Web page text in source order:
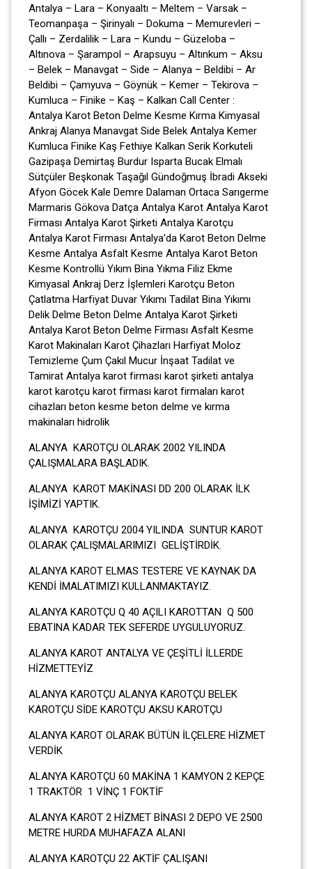
Antalya – Lara – Konyaaltı – Meltem – Varsak –
Teomanpaşa – Şirinyalı – Dokuma – Memurevleri –
Çallı – Zerdalilik – Lara – Kundu – Güzeloba –
Altınova – Şarampol – Arapsuyu – Altınkum – Aksu
– Belek – Manavgat – Side – Alanya – Beldibi – Ar
Beldibi – Çamyuva – Göynük – Kemer – Tekirova –
Kumluca – Finike – Kaş – Kalkan Call Center :
Antalya Karot Beton Delme Kesme Kırma Kimyasal
Ankraj Alanya Manavgat Side Belek Antalya Kemer
Kumluca Finike Kaş Fethiye Kalkan Serik Korkuteli
Gazipaşa Demirtaş Burdur Isparta Bucak Elmalı
Sütçüler Beşkonak Taşağıl Gündoğmuş İbradi Akseki
Afyon Göcek Kale Demre Dalaman Ortaca Sarıgerme
Marmaris Gökova Datça Antalya Karot Antalya Karot
Firması Antalya Karot Şirketi Antalya Karotçu
Antalya Karot Firması Antalya’da Karot Beton Delme
Kesme Antalya Asfalt Kesme Antalya Karot Beton
Kesme Kontrollü Yıkım Bina Yıkma Filiz Ekme
Kimyasal Ankraj Derz İşlemleri Karotçu Beton
Çatlatma Harfiyat Duvar Yıkımı Tadilat Bina Yıkımı
Delik Delme Beton Delme Antalya Karot Şirketi
Antalya Karot Beton Delme Firması Asfalt Kesme
Karot Makinaları Karot Çihazları Harfiyat Moloz
Temizleme Çum Çakıl Mucur İnşaat Tadilat ve
Tamirat Antalya karot firması karot şirketi antalya
karot karotçu karot firması karot firmaları karot
cihazları beton kesme beton delme ve kırma
makinaları hidrolik
ALANYA KAROTÇU OLARAK 2002 YILINDA
ÇALIŞMALARA BAŞLADIK.
ALANYA KAROT MAKİNASI DD 200 OLARAK İLK
İŞİMİZİ YAPTIK.
ALANYA KAROTÇU 2004 YILINDA SUNTUR KAROT
OLARAK ÇALIŞMALARIMIZI GELİŞTİRDİK.
ALANYA KAROT ELMAS TESTERE VE KAYNAK DA
KENDİ İMALATIMIZI KULLANMAKTAYIZ.
ALANYA KAROTÇU Q 40 AÇILI KAROTTAN Q 500
EBATINA KADAR TEK SEFERDE UYGULUYORUZ.
ALANYA KAROT ANTALYA VE ÇEŞİTLİ İLLERDE
HİZMETTEYİZ
ALANYA KAROTÇU ALANYA KAROTÇU BELEK
KAROTÇU SİDE KAROTÇU AKSU KAROTÇU
ALANYA KAROT OLARAK BÜTÜN İLÇELERE HİZMET
VERDİK
ALANYA KAROTÇU 60 MAKİNA 1 KAMYON 2 KEPÇE
1 TRAKTÖR 1 VİNÇ 1 FOKTİF
ALANYA KAROT 2 HİZMET BİNASI 2 DEPO VE 2500
METRE HURDA MUHAFAZA ALANI
ALANYA KAROTÇU 22 AKTİF ÇALIŞANI